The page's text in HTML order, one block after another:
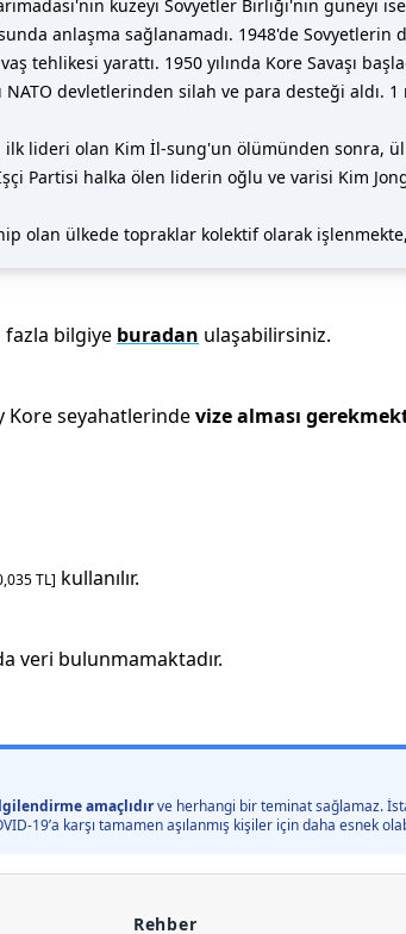
kuzeyi Sovyetler Birliği'nin
anlaşma sağlanamadı. 1948'de
tehlikesi yarattı. 1950 yılında Kore Savaşı
NATO devletlerinden silah ve para desteği aldı.
ilk lideri olan Kim İl-sung'un ölümünden sonra,
Partisi halka ölen liderin oğlu ve varisi Kim
olan ülkede topraklar kolektif olarak
fazla bilgiye buradan ulaşabilirsiniz.
Koreseyahatlerindevize alması
TL] kullanılır.
veri bulunmamaktadır.
amaçlıdırve herhangi bir teminat sağlamaz.
19’a karşı tamamen aşılanmış kişiler için daha
Rehber